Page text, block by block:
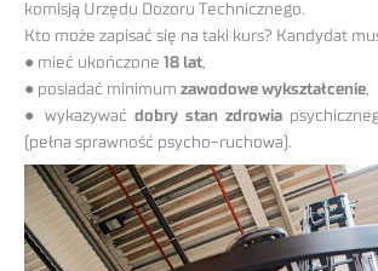
komisją Urzędu Dozoru Technicznego.
Kto może zapisać się na taki kurs? Kandydat
● mieć ukończone 18 lat,
● posiadać minimum zawodowe wykształcenie,
● wykazywać dobry stan zdrowia
(pełna sprawność psycho-ruchowa).